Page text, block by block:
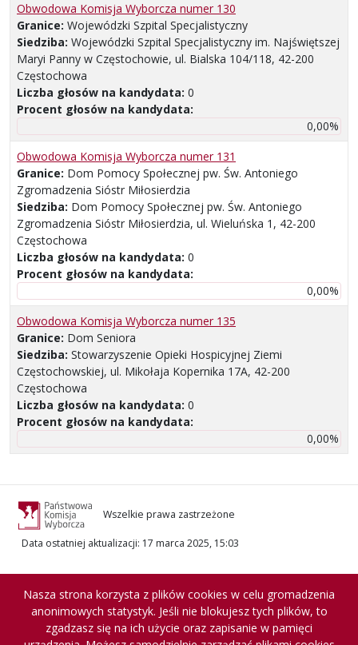
Obwodowa Komisja Wyborcza numer 130
Granice: Wojewódzki Szpital Specjalistyczny
Siedziba: Wojewódzki Szpital Specjalistyczny im. Najświętszej
Maryi Panny w Częstochowie, ul. Bialska 104/118, 42-200
Częstochowa
Liczba głosów na kandydata: 0
Procent głosów na kandydata:
0,00%
Obwodowa Komisja Wyborcza numer 131
Granice: Dom Pomocy Społecznej pw. Św. Antoniego
Zgromadzenia Sióstr Miłosierdzia
Siedziba: Dom Pomocy Społecznej pw. Św. Antoniego
Zgromadzenia Sióstr Miłosierdzia, ul. Wieluńska 1, 42-200
Częstochowa
Liczba głosów na kandydata: 0
Procent głosów na kandydata:
0,00%
Obwodowa Komisja Wyborcza numer 135
Granice: Dom Seniora
Siedziba: Stowarzyszenie Opieki Hospicyjnej Ziemi
Częstochowskiej, ul. Mikołaja Kopernika 17A, 42-200
Częstochowa
Liczba głosów na kandydata: 0
Procent głosów na kandydata:
0,00%
Wszelkie prawa zastrzeżone
Data ostatniej aktualizacji: 17 marca 2025, 15:03
Nasza strona korzysta z plików cookies w celu gromadzenia
anonimowych statystyk. Jeśli nie blokujesz tych plików, to
zgadzasz się na ich użycie oraz zapisanie w pamięci